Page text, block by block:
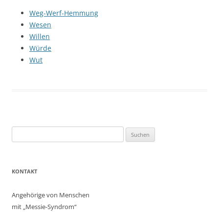
Weg-Werf-Hemmung
Wesen
Willen
Würde
Wut
nach:
KONTAKT
Angehörige von Menschen
mit „Messie-Syndrom“